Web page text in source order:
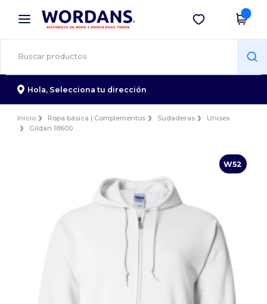
× App de Wordans
¡Mejores precios en app!
Descargar app
Hola, Selecciona tu dirección
Inicio Ropa básica | Complementos Sudaderas
Unisex
Gildan 18600
W52